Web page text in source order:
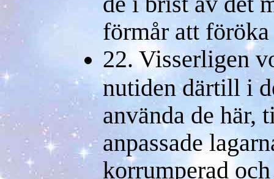
förmår att
22. Visserligen
nutiden därtill i
använda de här,
anpassade
korrumperad